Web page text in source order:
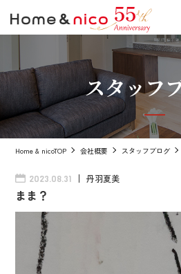
スタッフ
Home & nicoTOP 会社概要 スタッフブログ
2023.08.31 丹羽夏美
まま？